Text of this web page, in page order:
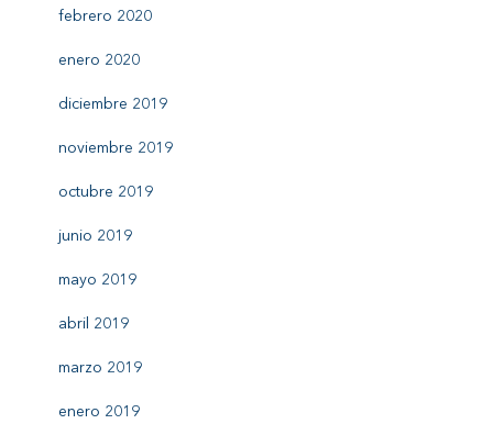
febrero 2020
enero 2020
diciembre 2019
noviembre 2019
octubre 2019
junio 2019
mayo 2019
abril 2019
marzo 2019
enero 2019